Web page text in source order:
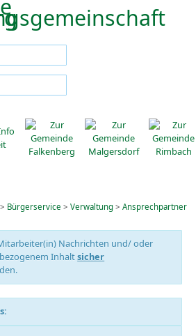
Bürgerservice > Verwaltung> Ansprechpartner
Nachrichten und/ oder
Inhaltsicher